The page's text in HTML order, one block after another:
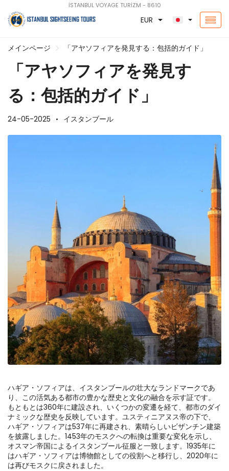
İSTANBUL VOYAGE TURİZM - 8610
EUR
メインページ 「アヤソフィアを発見する：包括的ガイド」
「アヤソフィアを発見す
る：包括的ガイド」
24-05-2025 イスタンブール
ハギア・ソフィアは、イスタンブールの壮大なランドマークであ
り、この活気ある都市の豊かな歴史と文化の融合を示す証です。
もともとは360年に建設され、いくつかの変遷を経て、都市のダイ
ナミックな歴史を反映しています。ユスティニアヌス帝の下で、
ハギア・ソフィアは537年に再建され、素晴らしいビザンチン建築
を披露しました。1453年のモスクへの転換は重要な変化を示し、
オスマン帝国によるイスタンブール征服と一致します。1935年に
はハギア・ソフィアは博物館としての役割へと移行し、2020年に
は再びモスクに戻されました。